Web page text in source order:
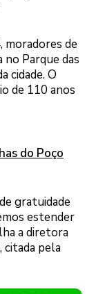
moradores de
Parque das
cidade. O
de 110 anos
do Poço
gratuidade
estender
a diretora
citada pela